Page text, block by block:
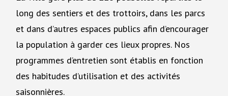
long des sentiers et des trottoirs, dans les parcs
et dans d’autres espaces publics afin d’encourager
la population à garder ces lieux propres. Nos
programmes d’entretien sont établis en fonction
des habitudes d’utilisation et des activités
saisonnières.